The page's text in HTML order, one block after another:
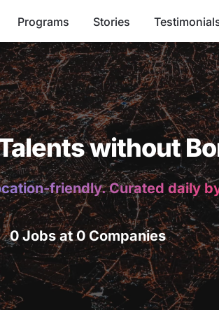
Programs Stories
without
friendly. Curated daily
0 Jobs at 0 Companies